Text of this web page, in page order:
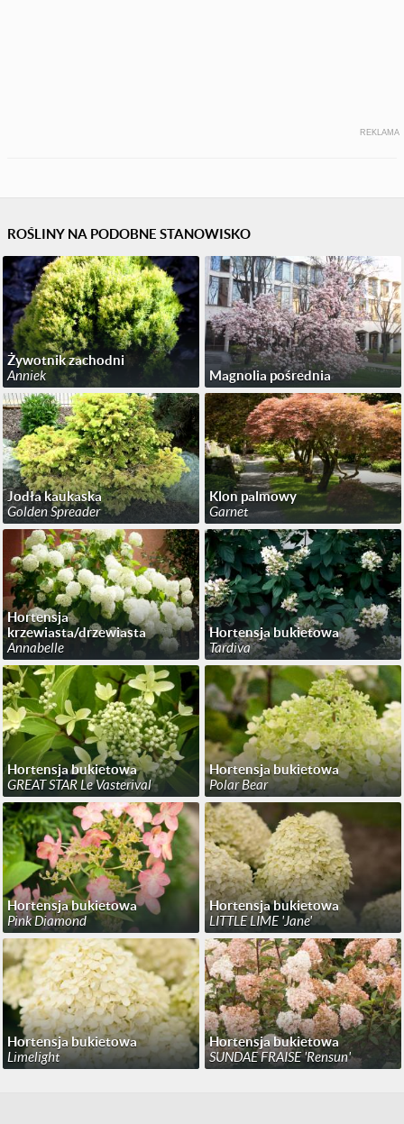
REKLAMA
ROŚLINY NA PODOBNE STANOWISKO
Żywotnik zachodni
Anniek
Magnolia pośrednia
Jodła kaukaska
Golden Spreader
Klon palmowy
Garnet
Hortensja
krzewiasta/drzewiasta
Annabelle
Hortensja bukietowa
Tardiva
Hortensja bukietowa
GREAT STAR Le Vasterival
Hortensja bukietowa
Polar Bear
Hortensja bukietowa
Pink Diamond
Hortensja bukietowa
LITTLE LIME 'Jane'
Hortensja bukietowa
Limelight
Hortensja bukietowa
SUNDAE FRAISE 'Rensun'